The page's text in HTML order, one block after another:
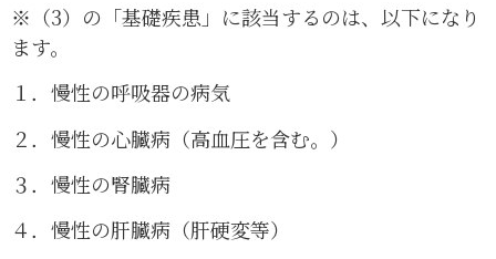
※（3）の「基礎疾患」に該当するのは、以下になり
ます。
１．慢性の呼吸器の病気
２．慢性の心臓病（高血圧を含む。）
３．慢性の腎臓病
４．慢性の肝臓病（肝硬変等）